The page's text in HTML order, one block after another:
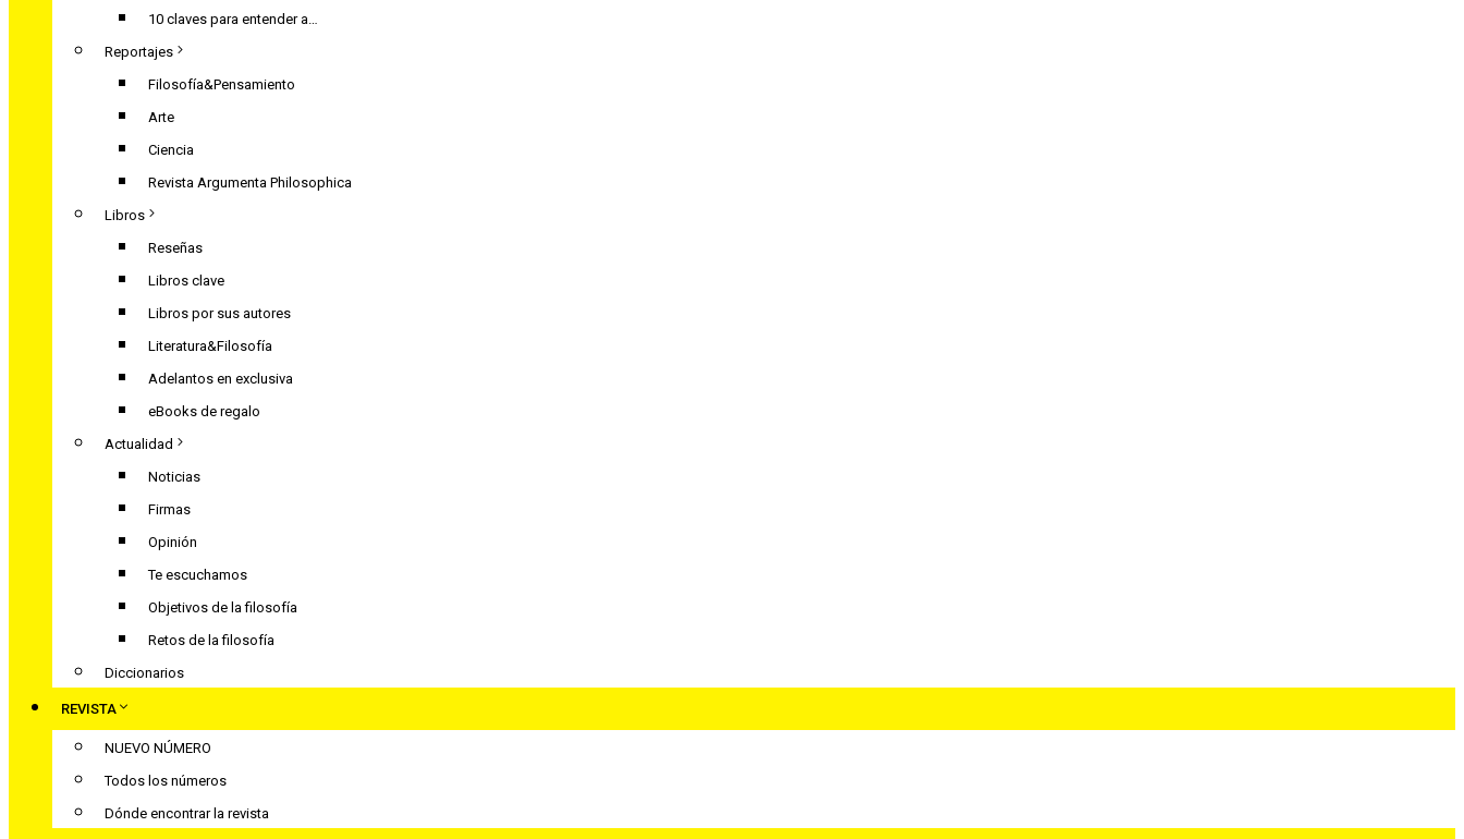
10 claves para entender a…
Reportajes
Filosofía&Pensamiento
Arte
Ciencia
Revista Argumenta Philosophica
Libros
Reseñas
Libros clave
Libros por sus autores
Literatura&Filosofía
Adelantos en exclusiva
eBooks de regalo
Actualidad
Noticias
Firmas
Opinión
Te escuchamos
Objetivos de la filosofía
Retos de la filosofía
Diccionarios
REVISTA
NUEVO NÚMERO
Todos los números
Dónde encontrar la revista